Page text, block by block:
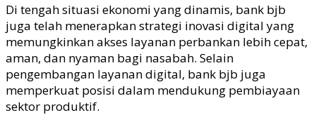
Di tengah situasi ekonomi yang dinamis, bank bjb
juga telah menerapkan strategi inovasi digital yang
memungkinkan akses layanan perbankan lebih cepat,
aman, dan nyaman bagi nasabah. Selain
pengembangan layanan digital, bank bjb juga
memperkuat posisi dalam mendukung pembiayaan
sektor produktif.